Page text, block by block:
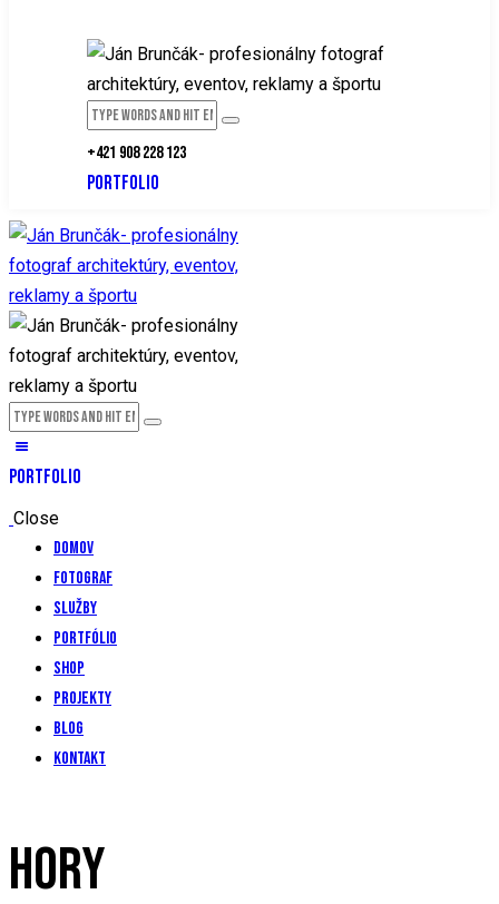
+421 908 228 123
PORTFOLIO
PORTFOLIO
Close
Domov
Fotograf
Služby
Portfólio
Shop
Projekty
Blog
Kontakt
HORY